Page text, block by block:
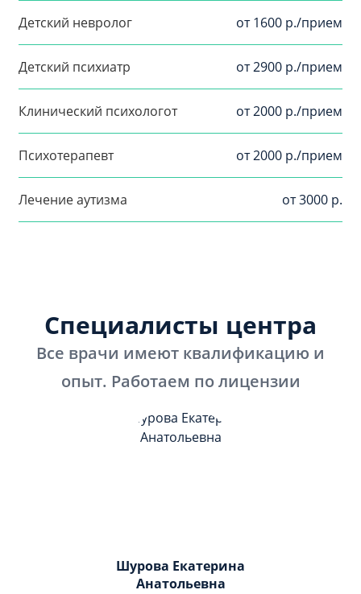
Детский невролог от 1600 р./прием
Детский психиатр от 2900 р./прием
Клинический психологот от 2000 р./прием
Психотерапевт от 2000 р./прием
Лечение аутизма от 3000 р.
Специалисты центра
Все врачи имеют квалификацию и
опыт. Работаем по лицензии
Шурова Екатерина
Анатольевна